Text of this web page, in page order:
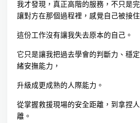
我才發現，真正高階的服務，不只是
讓對方在那個過程裡，感覺自己被接住
這份工作沒有讓我失去原本的自己。
它只是讓我把過去學會的判斷力、穩
緒安撫能力，
升級成更成熟的人際能力。
從掌握救援現場的安全距離，到拿捏
離。